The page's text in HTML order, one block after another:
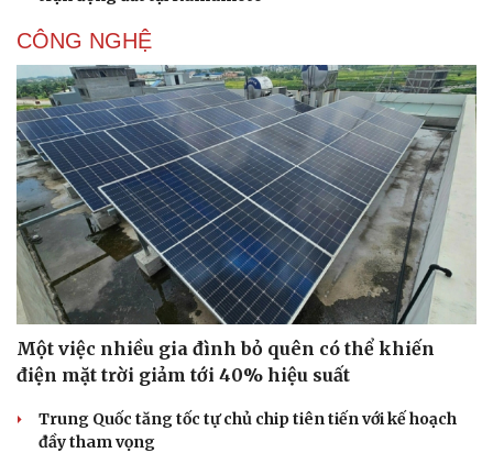
CÔNG NGHỆ
Một việc nhiều gia đình bỏ quên có thể khiến
điện mặt trời giảm tới 40% hiệu suất
Trung Quốc tăng tốc tự chủ chip tiên tiến với kế hoạch
đầy tham vọng